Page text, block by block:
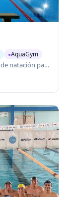
●AquaGym
Piscina deportiva en Lima con programas de natación para todas las edades.